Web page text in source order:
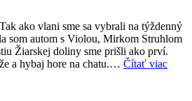
ako vlani sme sa vybrali na týždenný
som autom s Violou, Mirkom Struhlom
Žiarskej doliny sme prišli ako prví.
a hybaj hore na chatu.… Čítať viac